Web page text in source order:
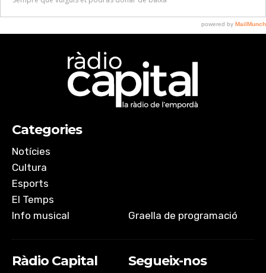
Categories
Notícies
Cultura
Esports
El Temps
Info musical
Graella de programació
Ràdio Capital Segueix-nos